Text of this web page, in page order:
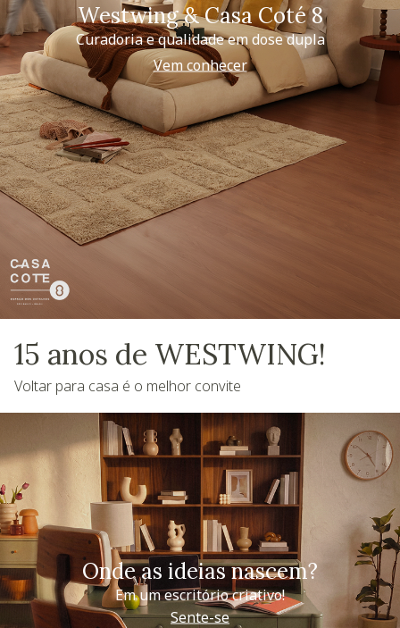
Westwing & Casa Coté 8
Curadoria e qualidade em dose dupla
Vem conhecer
15 anos de WESTWING!
Voltar para casa é o melhor convite
Onde as ideias nascem?
Em um escritório criativo!
Sente-se